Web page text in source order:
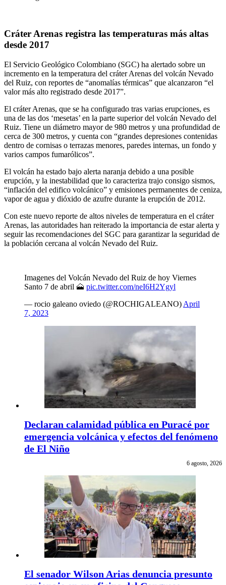
Cráter Arenas registra las temperaturas más altas
desde 2017
El Servicio Geológico Colombiano (SGC) ha alertado sobre un
incremento en la temperatura del cráter Arenas del volcán Nevado
del Ruiz, con reportes de “anomalías térmicas” que alcanzaron “el
valor más alto registrado desde 2017”.
El cráter Arenas, que se ha configurado tras varias erupciones, es
una de las dos ‘mesetas’ en la parte superior del volcán Nevado del
Ruiz. Tiene un diámetro mayor de 980 metros y una profundidad de
cerca de 300 metros, y cuenta con “grandes depresiones contenidas
dentro de cornisas o terrazas menores, paredes internas, un fondo y
varios campos fumarólicos”.
El volcán ha estado bajo alerta naranja debido a una posible
erupción, y la inestabilidad que lo caracteriza trajo consigo sismos,
“inflación del edifico volcánico” y emisiones permanentes de ceniza,
vapor de agua y dióxido de azufre durante la erupción de 2012.
Con este nuevo reporte de altos niveles de temperatura en el cráter
Arenas, las autoridades han reiterado la importancia de estar alerta y
seguir las recomendaciones del SGC para garantizar la seguridad de
la población cercana al volcán Nevado del Ruiz.
Imagenes del Volcán Nevado del Ruiz de hoy Viernes
Santo 7 de abril 🗻 pic.twitter.com/neI6H2Ygyl
— rocio galeano oviedo (@ROCHIGALEANO) April
7, 2023
Declaran calamidad pública en Puracé por
emergencia volcánica y efectos del fenómeno
de El Niño
6 agosto, 2026
El senador Wilson Arias denuncia presunto